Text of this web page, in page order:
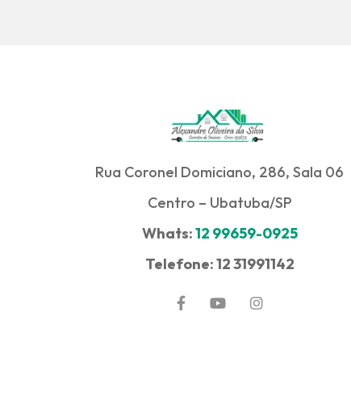
Rua Coronel Domiciano, 286, Sala 06
Centro – Ubatuba/SP
Whats:12 99659-0925
Telefone: 12 31991142